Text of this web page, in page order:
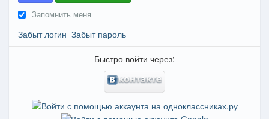
Запомнить меня
Забыт логин Забыт пароль
Быстро войти через: